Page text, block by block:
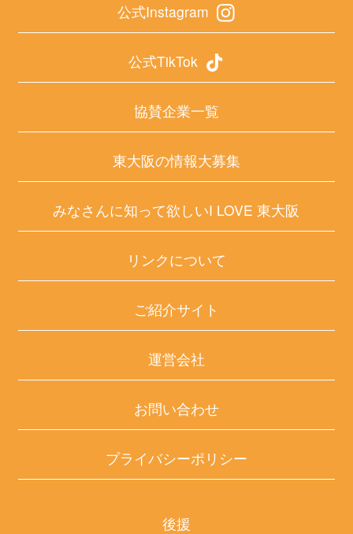
公式Instagram
公式TikTok
協賛企業一覧
東大阪の情報大募集
みなさんに知って欲しいI LOVE 東大阪
リンクについて
ご紹介サイト
運営会社
お問い合わせ
プライバシーポリシー
後援